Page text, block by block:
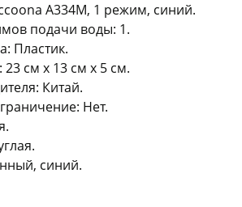
A334M, 1 режим, синий.
подачи воды: 1.
Пластик.
см x 13 см x 5 см.
Китай.
Нет.
синий.